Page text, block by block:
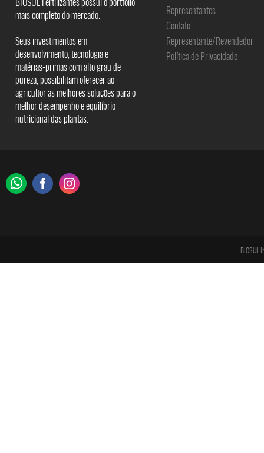
BIOSUL Fertilizantes possui o portfolio
mais completo do mercado.
Seus investimentos em
desenvolvimento, tecnologia e
matérias-primas com alto grau de
pureza, possibilitam oferecer ao
agricultor as melhores soluções para o
melhor desempenho e equilíbrio
nutricional das plantas.
Representantes
Contato
Representante/Revendedor
Política de Privacidade
BIOSUL